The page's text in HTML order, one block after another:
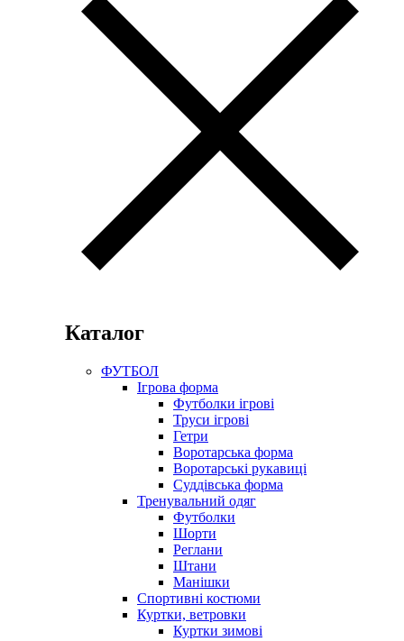
Каталог
ФУТБОЛ
Ігрова форма
Футболки ігрові
Труси ігрові
Гетри
Воротарська форма
Воротарські рукавиці
Суддівська форма
Тренувальний одяг
Футболки
Шорти
Реглани
Штани
Манішки
Спортивні костюми
Куртки, ветровки
Куртки зимові